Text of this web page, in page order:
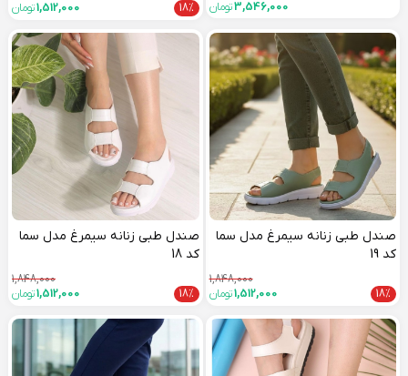
3,546,000تومان
18%
1,512,000تومان
صندل طبی زنانه سیمرغ مدل سما
کد 19
1,848,000
18%
1,512,000تومان
صندل طبی زنانه سیمرغ مدل سما
کد 18
1,848,000
18%
1,512,000تومان